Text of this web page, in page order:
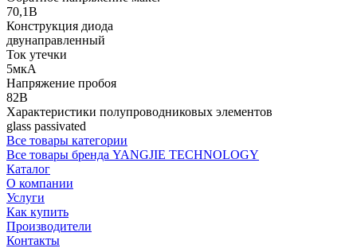
70,1В
Конструкция диода
двунаправленный
Ток утечки
5мкА
Напряжение пробоя
82В
Характеристики полупроводниковых элементов
glass passivated
Все товары категории
Все товары бренда YANGJIE TECHNOLOGY
Каталог
О компании
Услуги
Как купить
Производители
Контакты